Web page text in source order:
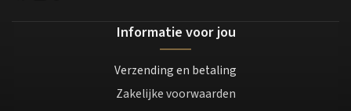
Informatie voor jou
Verzending en betaling
Zakelijke voorwaarden